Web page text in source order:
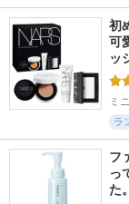
初
可
ッ
ミ
ラ
フ
っ
た